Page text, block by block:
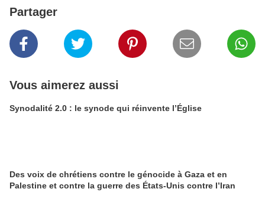
Partager
Vous aimerez aussi
Synodalité 2.0 : le synode qui réinvente l’Église
Des voix de chrétiens contre le génocide à Gaza et en
Palestine et contre la guerre des États-Unis contre l’Iran